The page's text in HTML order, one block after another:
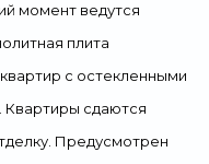
момент ведутся
плита
с остекленными
Квартиры сдаются
Предусмотрен